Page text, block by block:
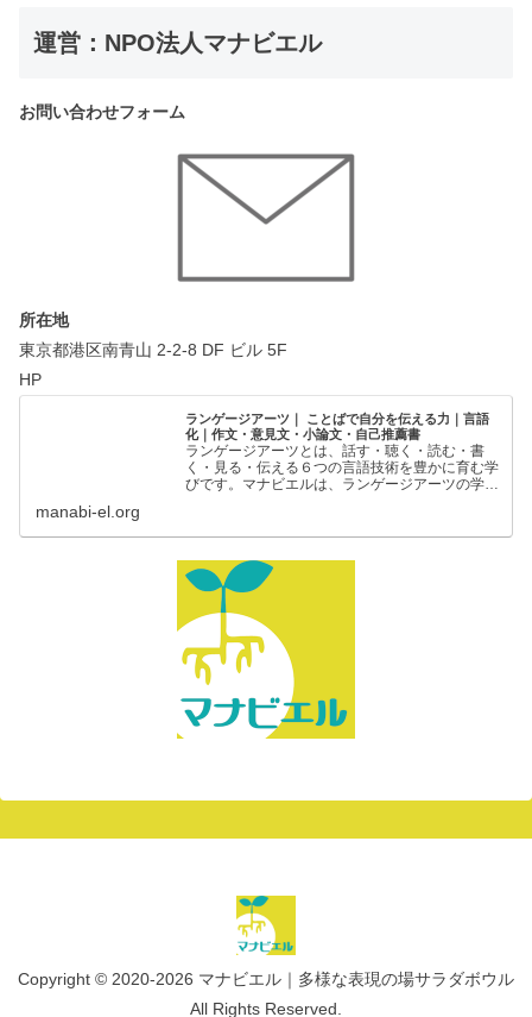
運営：NPO法人マナビエル
お問い合わせフォーム
所在地
東京都港区南青山 2-2-8 DF ビル 5F
HP
ランゲージアーツ｜ ことばで自分を伝える力｜言語
化｜作文・意見文・小論文・自己推薦書
ランゲージアーツとは、話す・聴く・読む・書
く・見る・伝える６つの言語技術を豊かに育む学
びです。マナビエルは、ランゲージアーツの学び
分を伝える力｜ランゲー…
manabi-el.org
Copyright © 2020-2026 マナビエル｜多様な表現の場サラダボウル
All Rights Reserved.